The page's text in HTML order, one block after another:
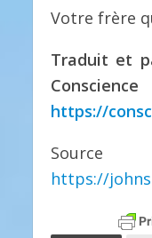
Votre frère
Traduit et
https://
https://